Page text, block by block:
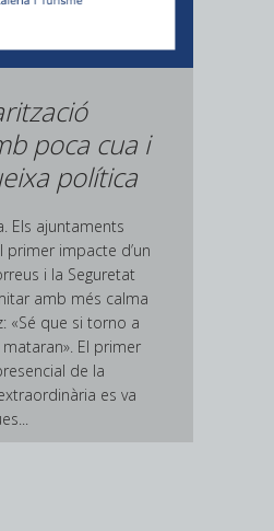
poca cua i
política
Els ajuntaments
primer impacte d’un
i la Seguretat
amb més calma
«Sé que si torno a
El primer
de la
es va